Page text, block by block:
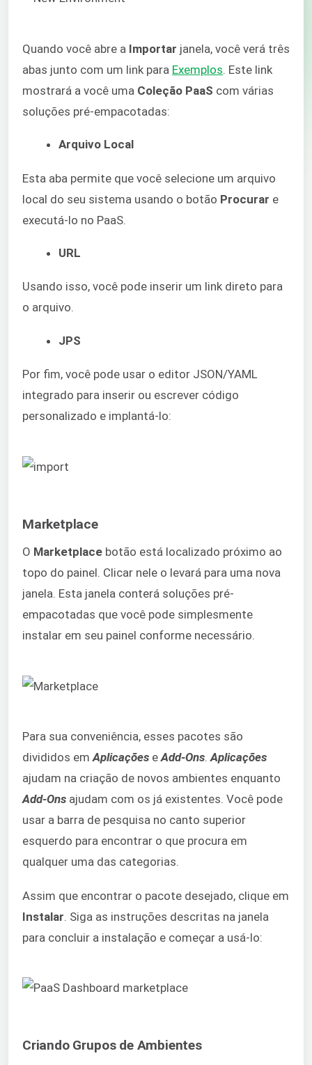
Quando você abre a Importar janela, você verá três
abas junto com um link para Exemplos . Este link
mostrará a você uma Coleção PaaS com várias
soluções pré-empacotadas:
Arquivo Local
Esta aba permite que você selecione um arquivo
local do seu sistema usando o botão Procurar e
executá-lo no PaaS.
URL
Usando isso, você pode inserir um link direto para
o arquivo.
JPS
Por fim, você pode usar o editor JSON/YAML
integrado para inserir ou escrever código
personalizado e implantá-lo:
Marketplace
O Marketplace botão está localizado próximo ao
topo do painel. Clicar nele o levará para uma nova
janela. Esta janela conterá soluções pré-
empacotadas que você pode simplesmente
instalar em seu painel conforme necessário.
Para sua conveniência, esses pacotes são
divididos emAplicações eAdd-Ons.Aplicações
ajudam na criação de novos ambientes enquanto
Add-Ons ajudam com os já existentes. Você pode
usar a barra de pesquisa no canto superior
esquerdo para encontrar o que procura em
qualquer uma das categorias.
Assim que encontrar o pacote desejado, clique em
Instalar . Siga as instruções descritas na janela
para concluir a instalação e começar a usá-lo:
Criando Grupos de Ambientes